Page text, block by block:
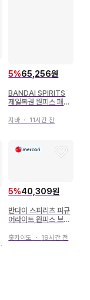
5%65,256원
BANDAI SPIRITS
제일복권 원피스 패왕
ECE TREASURE C
지바 ・ 11시간 전
5%40,309원
반다이 스피리츠 피규
어라이트 원피스 브로
홋카이도 ・ 19시간 전